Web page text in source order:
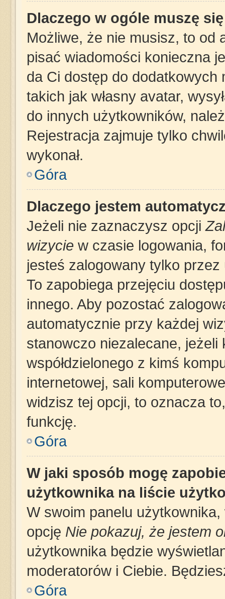
Dlaczego w ogóle muszę
Możliwe, że nie musisz, to od
pisać wiadomości konieczna
da Ci dostęp do
takich jak własny avatar,
do innych użytkowników,
Rejestracja zajmuje tylko
wykonał.
Góra
Dlaczego jestem
Jeżeli nie zaznaczysz opcji
wizycie w czasie logowania,
jesteś zalogowany tylko
To zapobiega przejęciu
innego. Aby pozostać
automatycznie przy każdej
stanowczo niezalecane,
współdzielonego z kimś
internetowej, sali
widzisz tej opcji, to oznacza
funkcję.
Góra
W jaki sposób mogę
użytkownika na liście
W swoim panelu
opcję Nie pokazuj, że jestem
użytkownika będzie
moderatorów i Ciebie.
Góra